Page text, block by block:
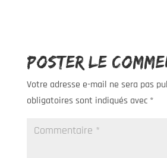
Poster le
Votre adresse e-mail ne sera pas
obligatoires sont indiqués avec *